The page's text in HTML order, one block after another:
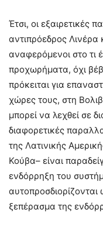
Έτσι, οι εξαιρετικές
αντιπρόεδρος
αναφερόμενοι στο τι
προχωρήματα, όχι
πρόκειται για
χώρες τους, στη
μπορεί να λεχθεί σε
διαφορετικές
της Λατινικής
Κούβα– είναι
ενδόρρηξη του
αυτοπροσδιορίζονται
ξεπέρασμα της